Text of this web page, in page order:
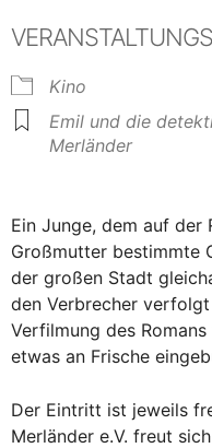
Kino
Emil und die
Merländer
Ein Junge, dem auf der
Großmutter bestimmte
der großen Stadt
den Verbrecher
Verfilmung des
etwas an Frische
Der Eintritt ist jeweils
Merländer e.V. freut